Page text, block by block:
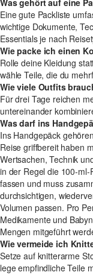
Was gehört auf eine
Eine gute Packliste
wichtige Dokumente,
Essentials je nach
Wie packe ich einen
Rolle deine Kleidung
wähle Teile, die du
Wie viele Outfits
Für drei Tage reichen
untereinander
Was darf ins
Ins Handgepäck
Reise griffbereit haben
Wertsachen, Technik
in der Regel die 100-
fassen und muss
durchsichtigen,
Volumen passen. Pro
Medikamente und
Mengen mitgeführt
Wie vermeide ich
Setze auf knitterarme
lege empfindliche Teile